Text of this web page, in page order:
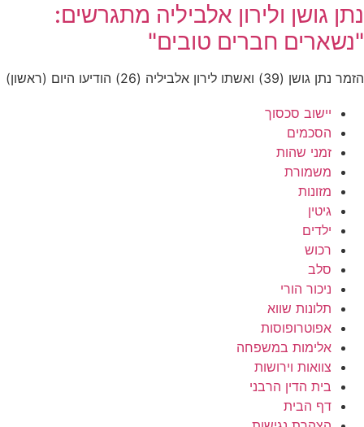
נתן גושן ולירון אלביליה מתגרשים:
"נשארים חברים טובים"
הזמר נתן גושן (39) ואשתו לירון אלביליה (26) הודיעו היום (ראשון)
יישוב סכסוך
הסכמים
זמני שהות
משמורת
מזונות
גיטין
ילדים
רכוש
סלב
ניכור הורי
תלונות שווא
אפוטרופוסות
אלימות במשפחה
צוואות וירושות
בית הדין הרבני
דף הבית